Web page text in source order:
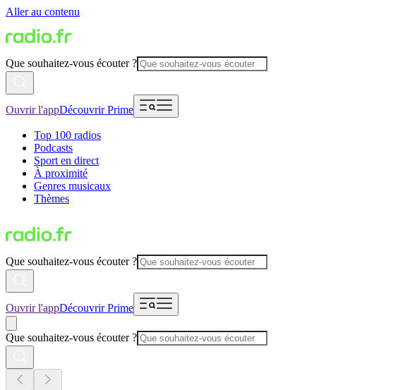
Aller au contenu
Que souhaitez-vous écouter ?
Ouvrir l'appDécouvrir Prime
Top 100 radios
Podcasts
Sport en direct
À proximité
Genres musicaux
Thèmes
Que souhaitez-vous écouter ?
Ouvrir l'appDécouvrir Prime
Que souhaitez-vous écouter ?